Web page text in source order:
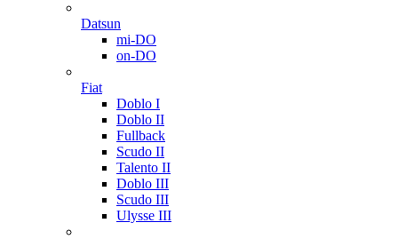
Datsun
mi-DO
on-DO
Fiat
Doblo I
Doblo II
Fullback
Scudo II
Talento II
Doblo III
Scudo III
Ulysse III